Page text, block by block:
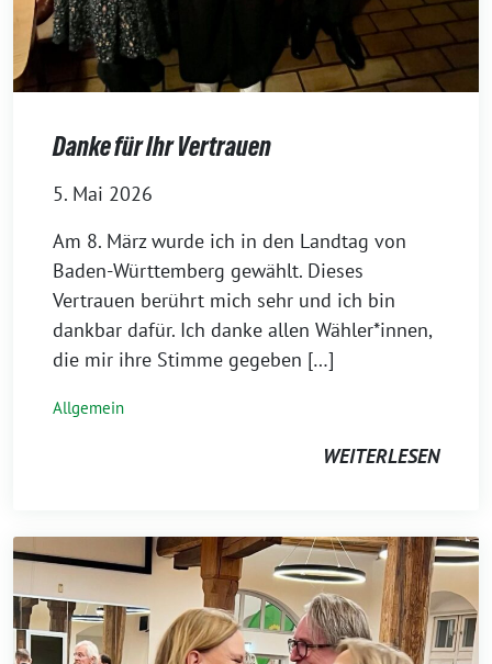
Danke für Ihr Vertrauen
5. Mai 2026
Am 8. März wurde ich in den Landtag von
Baden-Württemberg gewählt. Dieses
Vertrauen berührt mich sehr und ich bin
dankbar dafür. Ich danke allen Wähler*innen,
die mir ihre Stimme gegeben […]
Allgemein
WEITERLESEN